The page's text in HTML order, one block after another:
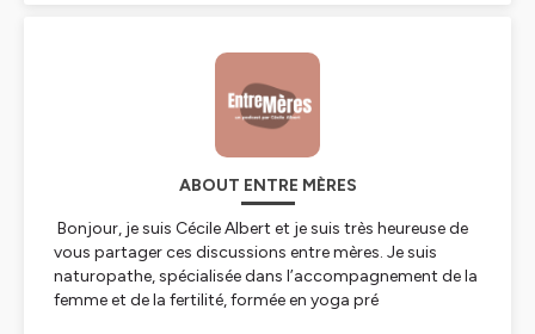
ABOUT ENTRE MÈRES
Bonjour, je suis Cécile Albert et je suis très heureuse de
vous partager ces discussions entre mères. Je suis
naturopathe, spécialisée dans l’accompagnement de la
femme et de la fertilité, formée en yoga pré